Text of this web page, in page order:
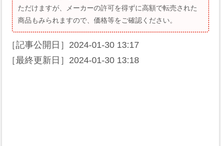
ただけますが、メーカーの許可を得ずに高額で転売された
商品もみられますので、価格等をご確認ください。
［記事公開日］ 2024-01-30 13:17
［最終更新日］ 2024-01-30 13:18